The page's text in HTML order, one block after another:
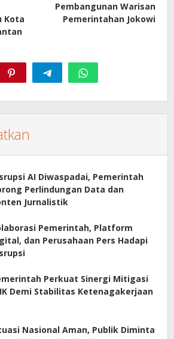
Kota
Pembangunan Warisan
Pemerintahan Jokowi
AI Diwaspadai, Pemerintah
Perlindungan Data dan
Jurnalistik
Pemerintah, Platform
dan Perusahaan Pers Hadapi
Perkuat Sinergi Mitigasi
Demi Stabilitas Ketenagakerjaan
Nasional Aman, Publik Diminta